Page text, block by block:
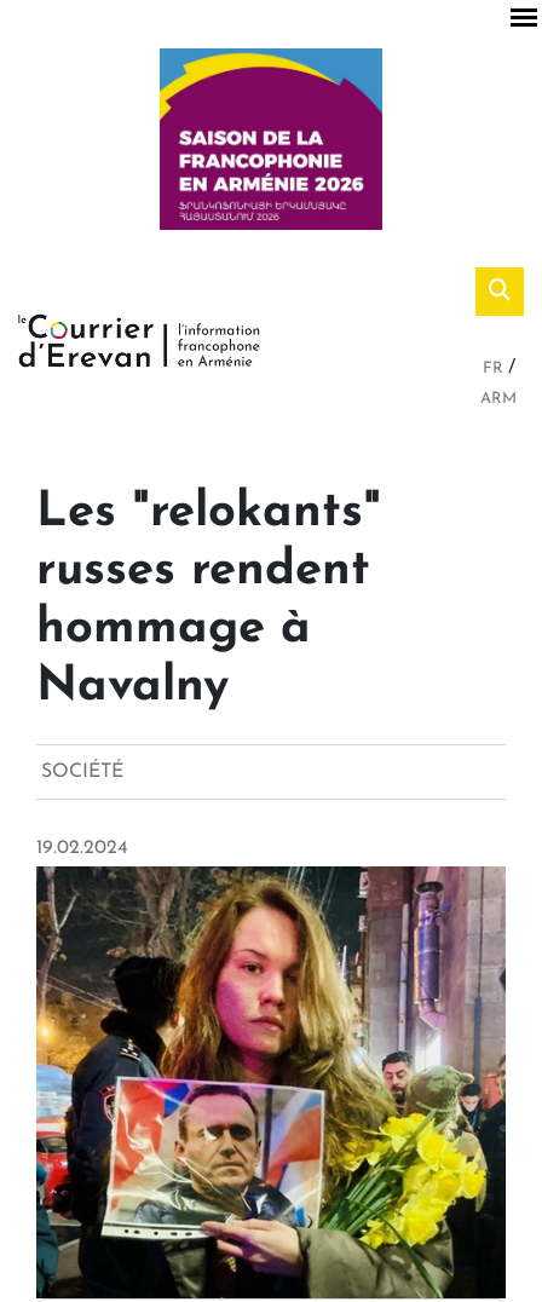
FR
ARM
Les "relokants"
russes rendent
hommage à
Navalny
SOCIÉTÉ
19.02.2024